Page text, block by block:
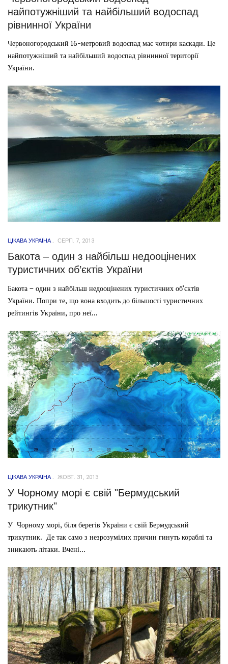
найпотужніший та найбільший водоспад
рівнинної України
Червоногородський 16-метровий водоспад має чотири каскади. Це
найпотужніший та найбільший водоспад рівнинної території
України.
ЦІКАВА УКРАЇНА СЕРП. 7, 2013
Бакота – один з найбільш недооцінених
туристичних об’єктів України
Бакота – один з найбільш недооцінених туристичних об’єктів
України. Попри те, що вона входить до більшості туристичних
рейтингів України, про неї...
ЦІКАВА УКРАЇНА ЖОВТ. 31, 2013
У Чорному морі є свій "Бермудський
трикутник"
У Чорному морі, біля берегів України є свій Бермудський
трикутник. Де так само з незрозумілих причин гинуть кораблі та
зникають літаки. Вчені...